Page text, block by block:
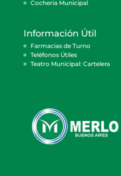
Cocheria Municipal
Información Útil
Farmacias de Turno
Teléfonos Útiles
Teatro Municipal: Cartelera